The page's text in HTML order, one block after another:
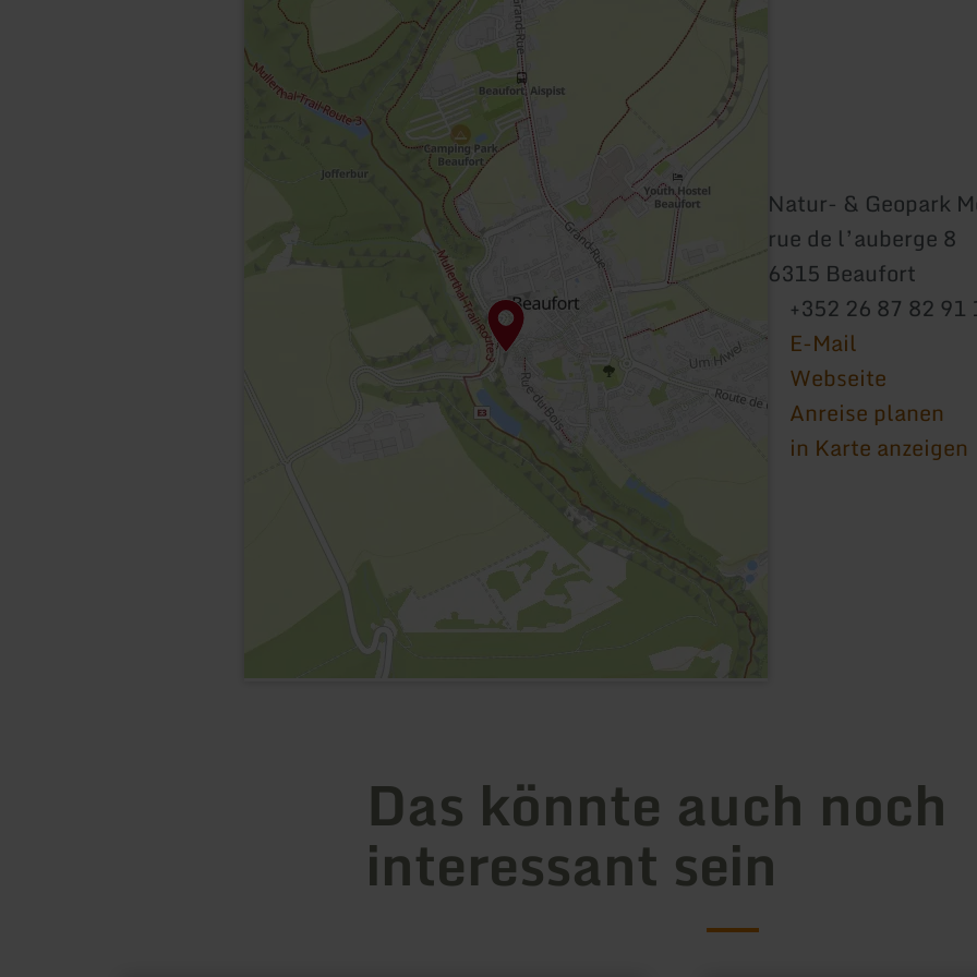
Natur- & Geopark
rue de l’auberge 8
6315 Beaufort
+352 26 87 82 91
E-Mail
Webseite
Anreise planen
in Karte anzeigen
Das könnte auch noch
interessant sein